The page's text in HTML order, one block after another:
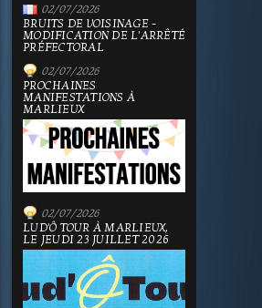
02/07/2026
BRUITS DE VOISINAGE -
MODIFICATION DE L'ARRÊTÉ
PRÉFECTORAL
02/07/2026
PROCHAINES
MANIFESTATIONS À
MARLIEUX
02/07/2026
LUD'Ô TOUR À MARLIEUX,
LE JEUDI 23 JUILLET 2026